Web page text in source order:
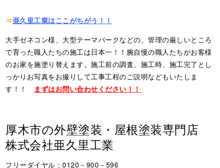
⇒亜久里工業はここがちがう！！
大手ゼネコン様、大型テーマパークなどの、管理の厳しいところ
で育った職人たちの施工は日本一！！腕自慢の職人たちがお客様
のお家を施塗り替えます。施工前の調査、施工時、施工完了とし
っかりお写真をお撮りして工事工程のご説明などもいたしま
す！！ まずはお問い合わせください！！
厚木市の外壁塗装・屋根塗装専門店
株式会社亜久里工業
フリーダイヤル：0120－900－596